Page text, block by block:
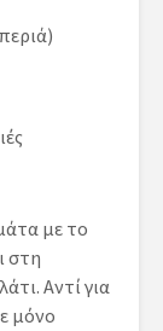
με το
στη
Αντί για
μόνο